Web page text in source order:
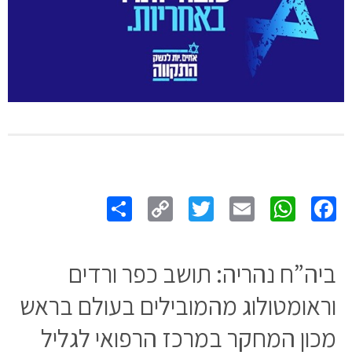
Link
ביה”ח נהריה: תושב כפר ורדים
וראומטולוג מהמובילים בעולם בראש
מכון המחקר במרכז הרפואי לגליל